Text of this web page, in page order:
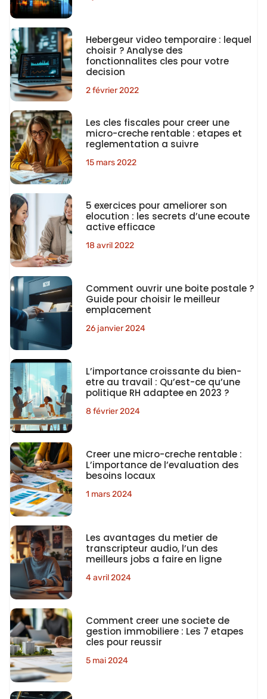
Hebergeur video temporaire : lequel
choisir ? Analyse des
fonctionnalites cles pour votre
decision
2 février 2022
Les cles fiscales pour creer une
micro-creche rentable : etapes et
reglementation a suivre
15 mars 2022
5 exercices pour ameliorer son
elocution : les secrets d’une ecoute
active efficace
18 avril 2022
Comment ouvrir une boite postale ?
Guide pour choisir le meilleur
emplacement
26 janvier 2024
L’importance croissante du bien-
etre au travail : Qu’est-ce qu’une
politique RH adaptee en 2023 ?
8 février 2024
Creer une micro-creche rentable :
L’importance de l’evaluation des
besoins locaux
1 mars 2024
Les avantages du metier de
transcripteur audio, l’un des
meilleurs jobs a faire en ligne
4 avril 2024
Comment creer une societe de
gestion immobiliere : Les 7 etapes
cles pour reussir
5 mai 2024